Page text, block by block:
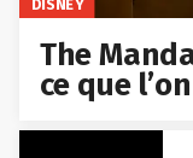
DISNEY
The
ce que